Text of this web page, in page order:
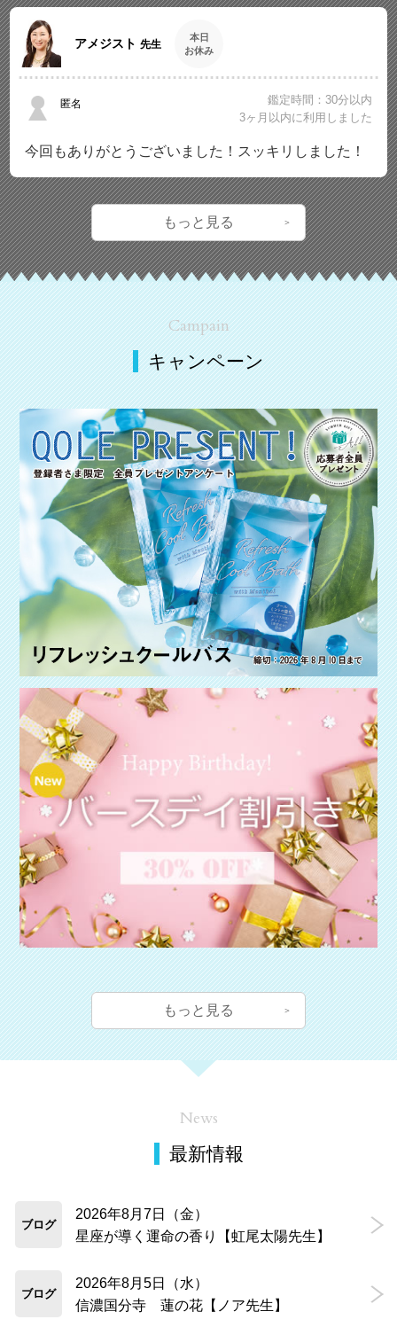
アメジスト 先生
本日
お休み
匿名
鑑定時間：30分以内
3ヶ月以内に利用しました
今回もありがとうございました！スッキリしました！
もっと見る
Campain
キャンペーン
もっと見る
News
最新情報
ブログ
2026年8月7日（金）
星座が導く運命の香り【虹尾太陽先生】
ブログ
2026年8月5日（水）
信濃国分寺 蓮の花【ノア先生】